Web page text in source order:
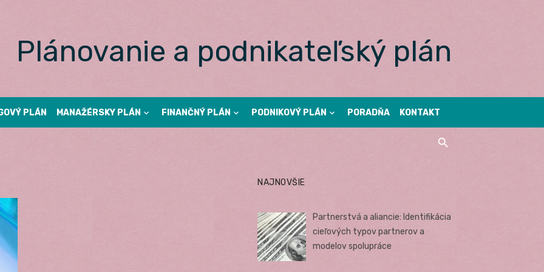
Plánovanie a podnikateľský plán
PLÁN MANAŽÉRSKY PLÁN FINANČNÝ PLÁN PODNIKOVÝ PLÁN PORADŇA KONTAKT
NAJNOVŠIE
Partnerstvá a aliancie: Identifikácia
cieľových typov partnerov a
modelov spolupráce